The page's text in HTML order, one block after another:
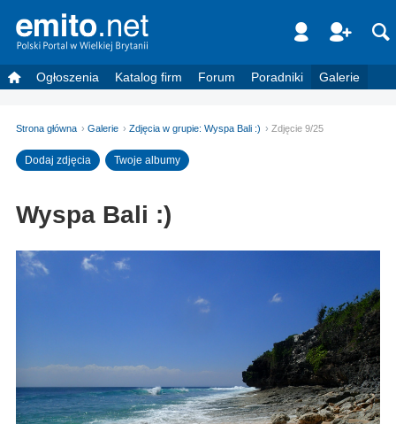
Ogłoszenia Katalog firm Forum Poradniki Galerie
Strona główna Galerie Zdjęcia w grupie: Wyspa Bali :) Zdjęcie 9/25
Dodaj zdjęcia Twoje albumy
Wyspa Bali :)